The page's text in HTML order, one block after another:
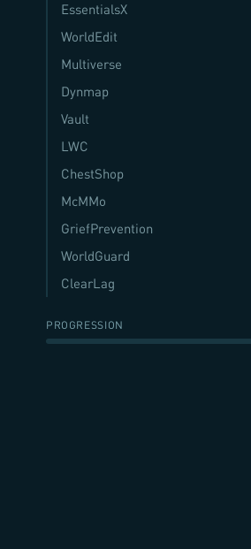
EssentialsX
WorldEdit
Multiverse
Dynmap
Vault
LWC
ChestShop
McMMo
GriefPrevention
WorldGuard
ClearLag
PROGRESSION